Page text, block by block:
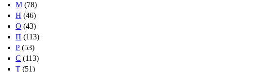
М (78)
Н (46)
О (43)
П (113)
Р (53)
С (113)
Т (51)